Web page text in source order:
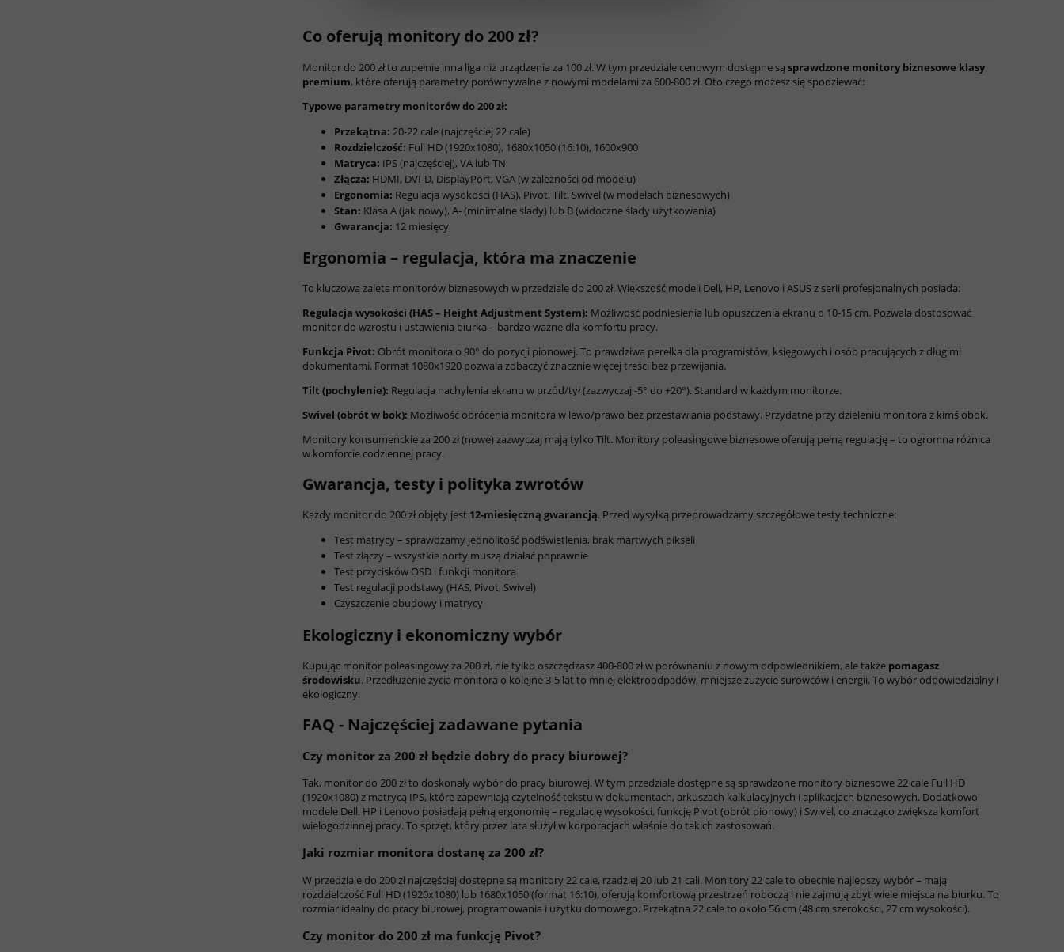
Co oferują monitory do 200 zł?
Monitor do 200 zł to zupełnie inna liga niż urządzenia za 100 zł. W tym przedziale cenowym dostępne są sprawdzone monitory biznesowe klasy
premium, które oferują parametry porównywalne z nowymi modelami za 600-800 zł. Oto czego możesz się spodziewać:
Typowe parametry monitorów do 200 zł:
Przekątna: 20-22 cale (najczęściej 22 cale)
Rozdzielczość: Full HD (1920x1080), 1680x1050 (16:10), 1600x900
Matryca: IPS (najczęściej), VA lub TN
Złącza: HDMI, DVI-D, DisplayPort, VGA (w zależności od modelu)
Ergonomia: Regulacja wysokości (HAS), Pivot, Tilt, Swivel (w modelach biznesowych)
Stan: Klasa A (jak nowy), A- (minimalne ślady) lub B (widoczne ślady użytkowania)
Gwarancja: 12 miesięcy
Ergonomia – regulacja, która ma znaczenie
To kluczowa zaleta monitorów biznesowych w przedziale do 200 zł. Większość modeli Dell, HP, Lenovo i ASUS z serii profesjonalnych posiada:
Regulacja wysokości (HAS – Height Adjustment System): Możliwość podniesienia lub opuszczenia ekranu o 10-15 cm. Pozwala dostosować
monitor do wzrostu i ustawienia biurka – bardzo ważne dla komfortu pracy.
Funkcja Pivot: Obrót monitora o 90° do pozycji pionowej. To prawdziwa perełka dla programistów, księgowych i osób pracujących z długimi
dokumentami. Format 1080x1920 pozwala zobaczyć znacznie więcej treści bez przewijania.
Tilt (pochylenie): Regulacja nachylenia ekranu w przód/tył (zazwyczaj -5° do +20°). Standard w każdym monitorze.
Swivel (obrót w bok): Możliwość obrócenia monitora w lewo/prawo bez przestawiania podstawy. Przydatne przy dzieleniu monitora z kimś obok.
Monitory konsumenckie za 200 zł (nowe) zazwyczaj mają tylko Tilt. Monitory poleasingowe biznesowe oferują pełną regulację – to ogromna różnica
w komforcie codziennej pracy.
Gwarancja, testy i polityka zwrotów
Każdy monitor do 200 zł objęty jest 12-miesięczną gwarancją. Przed wysyłką przeprowadzamy szczegółowe testy techniczne:
Test matrycy – sprawdzamy jednolitość podświetlenia, brak martwych pikseli
Test złączy – wszystkie porty muszą działać poprawnie
Test przycisków OSD i funkcji monitora
Test regulacji podstawy (HAS, Pivot, Swivel)
Czyszczenie obudowy i matrycy
Ekologiczny i ekonomiczny wybór
Kupując monitor poleasingowy za 200 zł, nie tylko oszczędzasz 400-800 zł w porównaniu z nowym odpowiednikiem, ale także pomagasz
środowisku. Przedłużenie życia monitora o kolejne 3-5 lat to mniej elektroodpadów, mniejsze zużycie surowców i energii. To wybór odpowiedzialny i
ekologiczny.
FAQ - Najczęściej zadawane pytania
Czy monitor za 200 zł będzie dobry do pracy biurowej?
Tak, monitor do 200 zł to doskonały wybór do pracy biurowej. W tym przedziale dostępne są sprawdzone monitory biznesowe 22 cale Full HD
(1920x1080) z matrycą IPS, które zapewniają czytelność tekstu w dokumentach, arkuszach kalkulacyjnych i aplikacjach biznesowych. Dodatkowo
modele Dell, HP i Lenovo posiadają pełną ergonomię – regulację wysokości, funkcję Pivot (obrót pionowy) i Swivel, co znacząco zwiększa komfort
wielogodzinnej pracy. To sprzęt, który przez lata służył w korporacjach właśnie do takich zastosowań.
Jaki rozmiar monitora dostanę za 200 zł?
W przedziale do 200 zł najczęściej dostępne są monitory 22 cale, rzadziej 20 lub 21 cali. Monitory 22 cale to obecnie najlepszy wybór – mają
rozdzielczość Full HD (1920x1080) lub 1680x1050 (format 16:10), oferują komfortową przestrzeń roboczą i nie zajmują zbyt wiele miejsca na biurku. To
rozmiar idealny do pracy biurowej, programowania i użytku domowego. Przekątna 22 cale to około 56 cm (48 cm szerokości, 27 cm wysokości).
Czy monitor do 200 zł ma funkcję Pivot?